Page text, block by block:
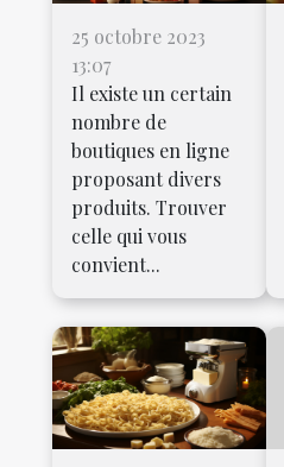
25 octobre 2023
13:07
Il existe un certain
nombre de
boutiques en ligne
proposant divers
produits. Trouver
celle qui vous
convient...